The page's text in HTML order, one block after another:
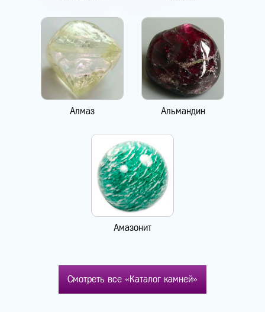
Алмаз Альмандин
Амазонит
Смотреть все «Каталог камней»